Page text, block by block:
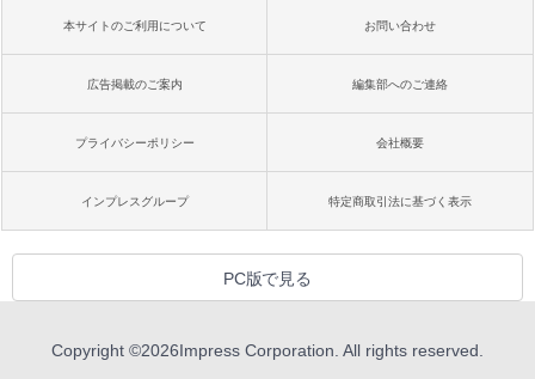
本サイトのご利用について お問い合わせ
広告掲載のご案内 編集部へのご連絡
プライバシーポリシー 会社概要
インプレスグループ 特定商取引法に基づく表示
PC版で見る
Copyright ©2026Impress Corporation. All rights reserved.